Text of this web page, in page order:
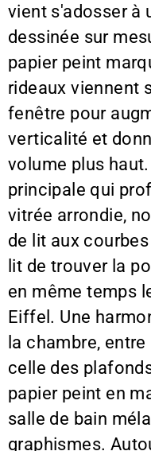
vient s'adosser à
dessinée sur
papier peint
rideaux viennent
fenêtre pour
verticalité et
volume plus
principale qui
vitrée arrondie,
de lit aux
lit de trouver la
en même temps
Eiffel. Une
la chambre,
celle des
papier peint en
salle de bain
graphismes.